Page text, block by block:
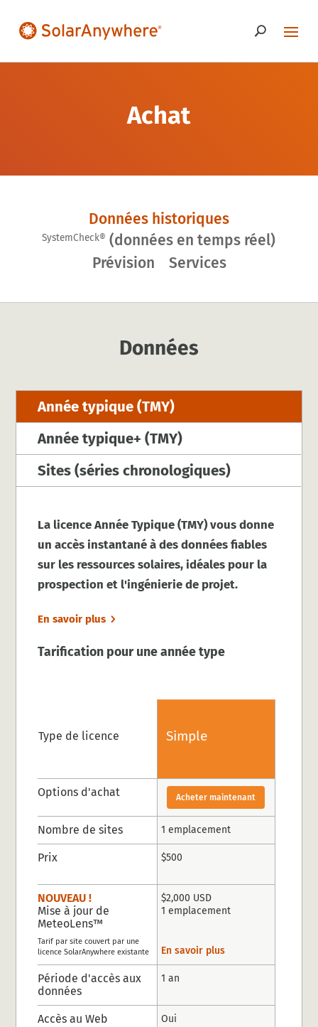
Achat
Données historiques
SystemCheck® (données en temps réel)
Prévision
Services
Données
Année typique (TMY)
Année typique+ (TMY)
Sites (séries chronologiques)
La licence Année Typique (TMY) vous donne
un accès instantané à des données fiables
sur les ressources solaires, idéales pour la
prospection et l'ingénierie de projet.
En savoir plus
Tarification pour une année type
Type de licence
Options d'achat
Nombre de sites
Prix
NOUVEAU !
Mise à jour de
MeteoLens™
Tarif par site couvert par une
licence SolarAnywhere existante
Période d'accès aux
données
Accès au Web
Simple
Acheter maintenant
1 emplacement
$500
$2,000 USD
1 emplacement
En savoir plus
1 an
Oui